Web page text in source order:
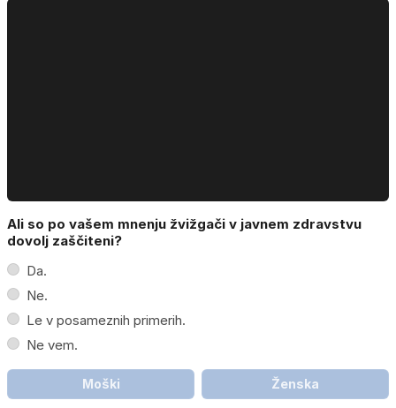
Ali so po vašem mnenju žvižgači v javnem zdravstvu
dovolj zaščiteni?
Da.
Ne.
Le v posameznih primerih.
Ne vem.
Moški Ženska